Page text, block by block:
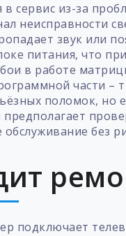
сервис из-за
неисправности
звук или
питания, что
в работе
части –
поломок, но
без
подключает